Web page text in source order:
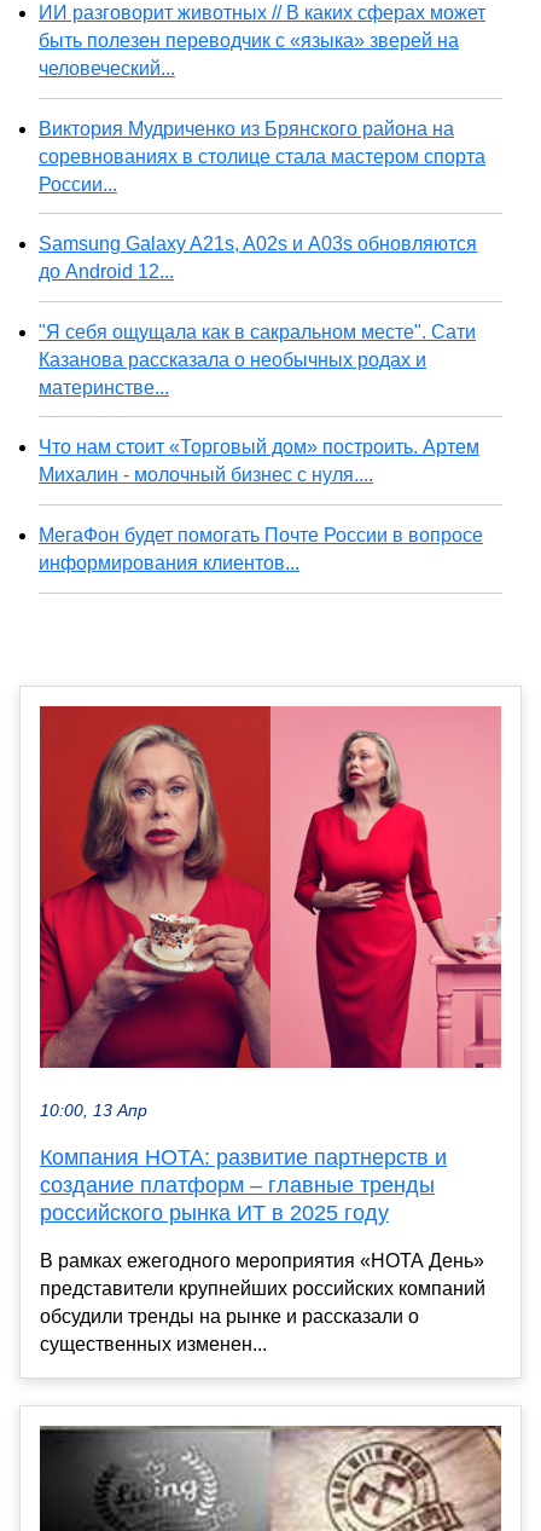
ИИ разговорит животных // В каких сферах может
быть полезен переводчик с «языка» зверей на
человеческий...
Виктория Мудриченко из Брянского района на
соревнованиях в столице стала мастером спорта
России...
Samsung Galaxy A21s, A02s и A03s обновляются
до Android 12...
"Я себя ощущала как в сакральном месте". Сати
Казанова рассказала о необычных родах и
материнстве...
Что нам стоит «Торговый дом» построить. Артем
Михалин - молочный бизнес с нуля....
МегаФон будет помогать Почте России в вопросе
информирования клиентов...
10:00, 13 Апр
Компания НОТА: развитие партнерств и
создание платформ – главные тренды
российского рынка ИТ в 2025 году
В рамках ежегодного мероприятия «НОТА День»
представители крупнейших российских компаний
обсудили тренды на рынке и рассказали о
существенных изменен...